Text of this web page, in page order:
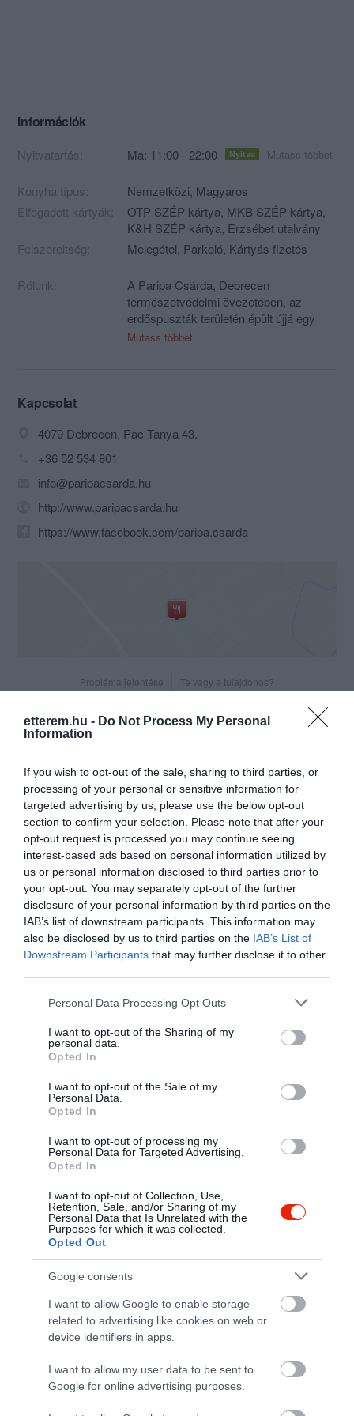
etterem.hu - Do Not Process My Personal
Information
If you wish to opt-out of the sale, sharing to third parties, or
processing of your personal or sensitive information for
targeted advertising by us, please use the below opt-out
section to confirm your selection. Please note that after your
opt-out request is processed you may continue seeing
interest-based ads based on personal information utilized by
us or personal information disclosed to third parties prior to
your opt-out. You may separately opt-out of the further
disclosure of your personal information by third parties on the
IAB’s list of downstream participants. This information may
also be disclosed by us to third parties on the IAB’s List of
Downstream Participants that may further disclose it to other
Please note that this website/app uses one or more Google
not limited to your visit or usage behaviour. You may click to
grant or deny consent to Google and its third-party tags to
use your data for below specified purposes in below Google
consent section.
Personal Data Processing Opt Outs
I want to opt-out of the Sharing of my
personal data.
Opted In
I want to opt-out of the Sale of my
Personal Data.
Opted In
I want to opt-out of processing my
Personal Data for Targeted Advertising.
Opted In
I want to opt-out of Collection, Use,
Retention, Sale, and/or Sharing of my
Personal Data that Is Unrelated with the
Purposes for which it was collected.
Opted Out
Google consents
I want to allow Google to enable storage
related to advertising like cookies on web or
device identifiers in apps.
I want to allow my user data to be sent to
Google for online advertising purposes.
Információk
Nyitvatartás: Ma: 11:00 - 22:00 Nyitva Mutass többet
Konyha típus: Nemzetközi, Magyaros
Elfogadott kártyák:
OTP SZÉP kártya, MKB SZÉP kártya,
K&H SZÉP kártya, Erzsébet utalvány
Felszereltség:
Melegétel, Parkoló, Kártyás fizetés
Rólunk:
A Paripa Csárda, Debrecen
természetvédelmi övezetében, az
erdőspuszták területén épült újjá egy
sajnálatos tűzeset után, példátlan
hálával tartozunk önzetlen
tavak kiváló horgászati és túra
lehetőségeket biztosítanak vendégeink
számára.
A csárdát körül ölelő erdők kiváló
Konyhánk a hagyományos magyar
ízekre alapul, kemencében főtt, sült
Magyarország minden borvidékének
rendezvények lebonyolítását
kedvezménnyel vállaljuk.
+36 30 958 3570
Mutass többet
Kapcsolat
4079 Debrecen, Pac Tanya 43.
+36 52 534 801
info@paripacsarda.hu
http://www.paripacsarda.hu
https://www.facebook.com/paripa.csarda
Probléma jelentése Te vagy a tulajdonos?
Értékelések
4.3
Összesen 6
3 0
D.Pethe Angéla
A barátaimmal érkeztünk,
születésnapot ünnepeltük. Az
ételeket nagyon hamar
megkaptuk és minden ízletes
elégedve mindennel. A
kiszolgálás is kedves volt.